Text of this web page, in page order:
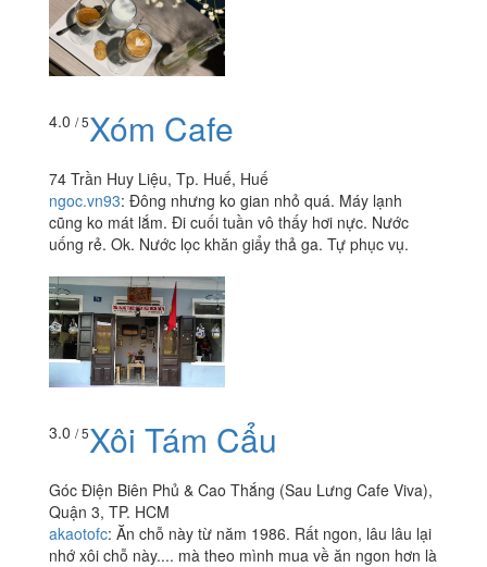
4.0 / 5Xóm Cafe
74 Trần Huy Liệu, Tp. Huế, Huế
ngoc.vn93: Đông nhưng ko gian nhỏ quá. Máy lạnh
cũng ko mát lắm. Đi cuối tuần vô thấy hơi nực. Nước
uống rẻ. Ok. Nước lọc khăn giẩy thả ga. Tự phục vụ.
3.0 / 5Xôi Tám Cẩu
Góc Điện Biên Phủ & Cao Thắng (Sau Lưng Cafe Viva),
Quận 3, TP. HCM
akaotofc: Ăn chỗ này từ năm 1986. Rất ngon, lâu lâu lại
nhớ xôi chỗ này.... mà theo mình mua về ăn ngon hơn là